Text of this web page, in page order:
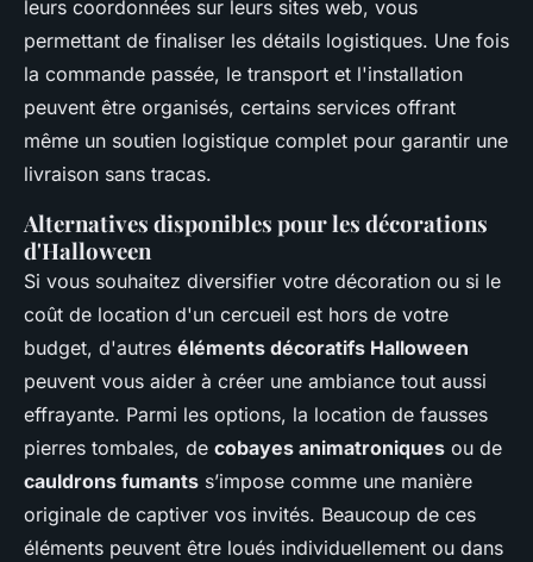
leurs coordonnées sur leurs sites web, vous
permettant de finaliser les détails logistiques. Une fois
la commande passée, le transport et l'installation
peuvent être organisés, certains services offrant
même un soutien logistique complet pour garantir une
livraison sans tracas.
Alternatives disponibles pour les décorations
d'Halloween
Si vous souhaitez diversifier votre décoration ou si le
coût de location d'un cercueil est hors de votre
budget, d'autres éléments décoratifs Halloween
peuvent vous aider à créer une ambiance tout aussi
effrayante. Parmi les options, la location de fausses
pierres tombales, de cobayes animatroniques ou de
cauldrons fumants s’impose comme une manière
originale de captiver vos invités. Beaucoup de ces
éléments peuvent être loués individuellement ou dans